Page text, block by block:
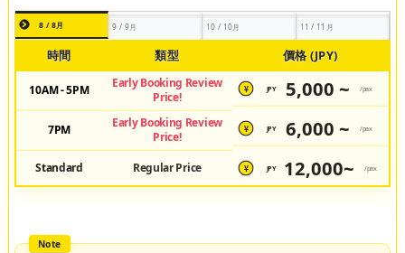
8 / 8月 9 / 9月 10 / 10月 11 / 11月
時間 類型 價格 (JPY)
10AM - 5PM
Early Booking Review
Price!
¥ JPY 5,000 ~ /pax
7PM
Early Booking Review
Price!
¥ JPY 6,000 ~ /pax
Standard Regular Price ¥ JPY 12,000~ /pax